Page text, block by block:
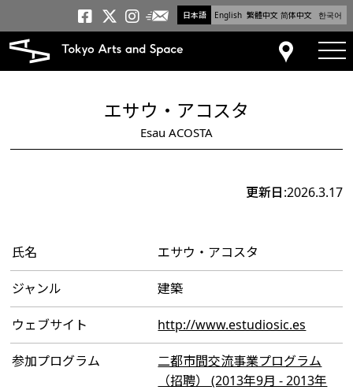
日本語 English 繁體中文 简体中文 한국어
トーキョーアーツアンド
トーキョーアーツアンド
トーキョーアーツア
メールニュース
アクセス
エサウ・アコスタ
Esau ACOSTA
更新日:2026.3.17
氏名 エサウ・アコスタ
ジャンル 建築
ウェブサイト http://www.estudiosic.es
参加プログラム
二都市間交流事業プログラム
（招聘） (2013年9月 - 2013年